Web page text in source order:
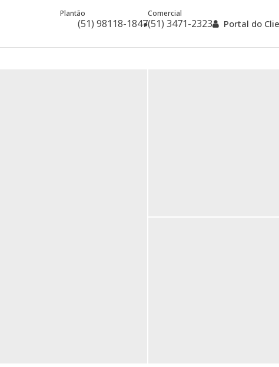
(51) 98118-1847
Plantão
(51) 3471-2323
Comercial
Portal do